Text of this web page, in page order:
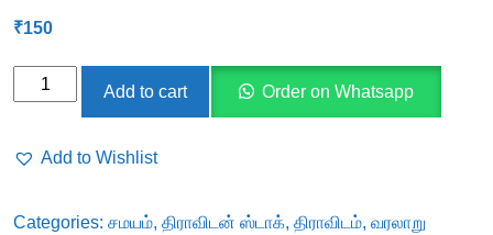
₹150
டாக்டர்
வரலாறும்
மக்கள்
Add to cart Order on Whatsapp
Add to Wishlist
Categories: சமயம், திராவிடன் ஸ்டாக், திராவிடம், வரலாறு